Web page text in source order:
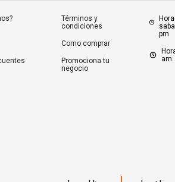
Términos y
condiciones
Como comprar
Promociona tu
negocio
pm